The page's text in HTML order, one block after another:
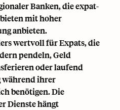
Banken, die expat-
mit hoher
anbieten.
wertvoll für Expats, die
pendeln, Geld
oder laufend
ihrer
benötigen. Die
Dienste hängt